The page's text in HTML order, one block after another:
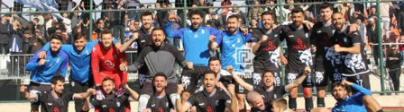
İLÇELER
RESMİ İLANLAR